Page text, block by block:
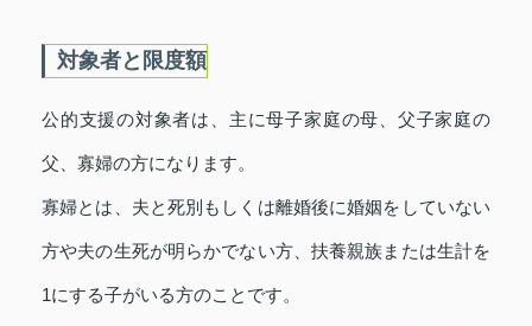
対象者と限度額
公的支援の対象者は、主に母子家庭の母、父子家庭の
父、寡婦の方になります。
寡婦とは、夫と死別もしくは離婚後に婚姻をしていない
方や夫の生死が明らかでない方、扶養親族または生計を
1にする子がいる方のことです。